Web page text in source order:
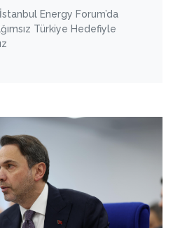
Energy Forum’da
Türkiye Hedefiyle